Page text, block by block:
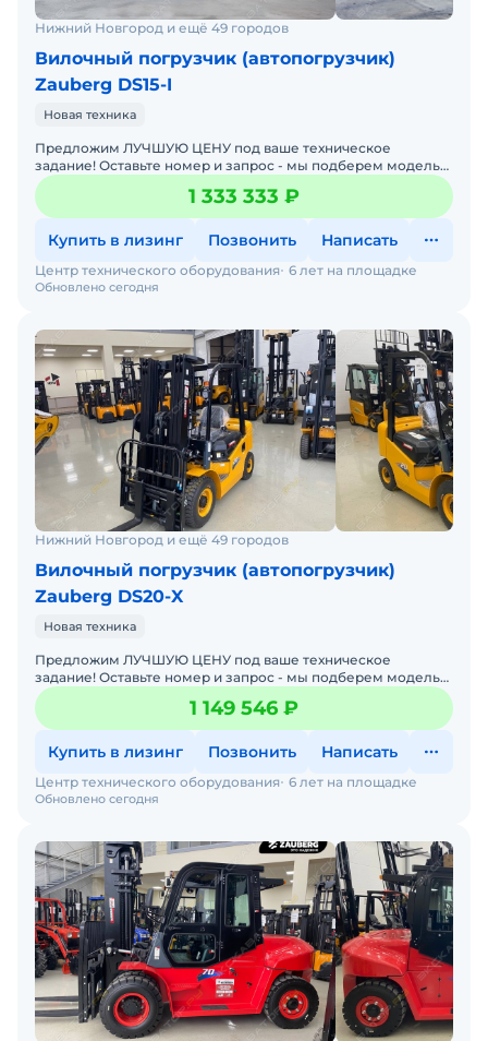
Нижний Новгород и ещё 49 городов
Вилочный погрузчик (автопогрузчик)
Zauberg DS15-I
Новая техника
Предложим ЛУЧШУЮ ЦЕНУ под ваше техническое
задание! Оставьте номер и запрос - мы подберем модель
со СКИДКОЙ. В наличии на складах новые вилочные
погрузчики
1 333 333 ₽
Купить в лизинг Позвонить Написать
Обновлено сегодня
Центр технического оборудования 6 лет на площадке
Нижний Новгород и ещё 49 городов
Вилочный погрузчик (автопогрузчик)
Zauberg DS20-X
Новая техника
Предложим ЛУЧШУЮ ЦЕНУ под ваше техническое
задание! Оставьте номер и запрос - мы подберем модель
со СКИДКОЙ. В наличии на складах новые вилочные
погрузчики
1 149 546 ₽
Купить в лизинг Позвонить Написать
Обновлено сегодня
Центр технического оборудования 6 лет на площадке